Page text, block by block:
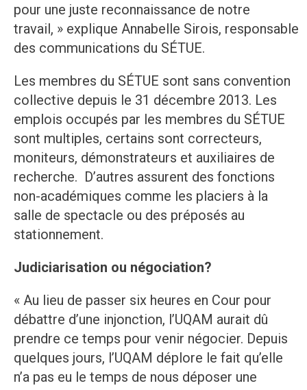
pour une juste reconnaissance de notre
travail, » explique Annabelle Sirois, responsable
des communications du SÉTUE.
Les membres du SÉTUE sont sans convention
collective depuis le 31 décembre 2013. Les
emplois occupés par les membres du SÉTUE
sont multiples, certains sont correcteurs,
moniteurs, démonstrateurs et auxiliaires de
recherche. D’autres assurent des fonctions
non-académiques comme les placiers à la
salle de spectacle ou des préposés au
stationnement.
Judiciarisation ou négociation?
« Au lieu de passer six heures en Cour pour
débattre d’une injonction, l’UQAM aurait dû
prendre ce temps pour venir négocier. Depuis
quelques jours, l’UQAM déplore le fait qu’elle
n’a pas eu le temps de nous déposer une